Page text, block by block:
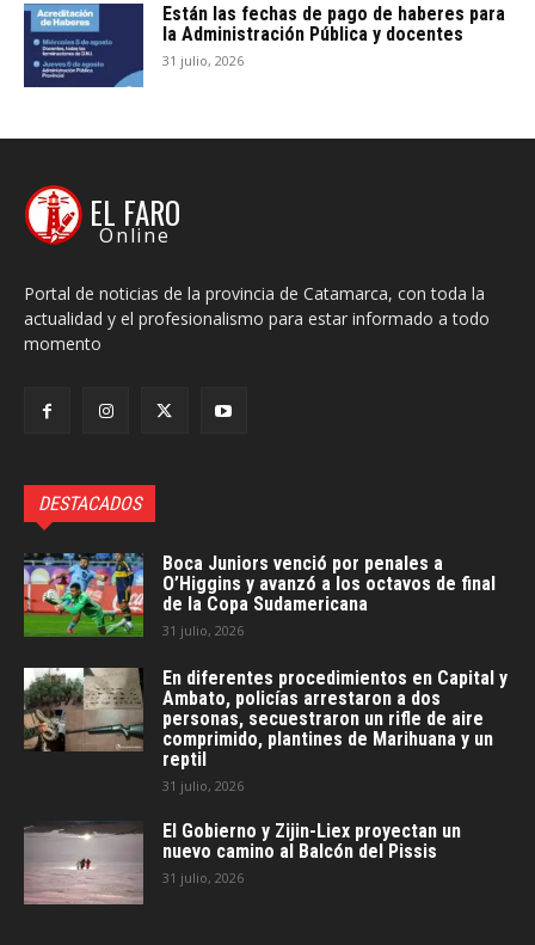
Están las fechas de pago de haberes para
la Administración Pública y docentes
31 julio, 2026
EL FARO
Online
Portal de noticias de la provincia de Catamarca, con toda la
actualidad y el profesionalismo para estar informado a todo
momento
DESTACADOS
Boca Juniors venció por penales a
O’Higgins y avanzó a los octavos de final
de la Copa Sudamericana
31 julio, 2026
En diferentes procedimientos en Capital y
Ambato, policías arrestaron a dos
personas, secuestraron un rifle de aire
comprimido, plantines de Marihuana y un
reptil
31 julio, 2026
El Gobierno y Zijin-Liex proyectan un
nuevo camino al Balcón del Pissis
31 julio, 2026